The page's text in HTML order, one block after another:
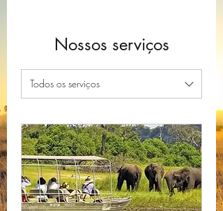
Nossos serviços
Todos os serviços